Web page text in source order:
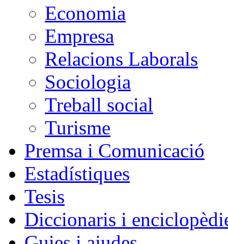
Economia
Empresa
Relacions Laborals
Sociologia
Treball social
Turisme
Premsa i Comunicació
Estadístiques
Tesis
Diccionaris i